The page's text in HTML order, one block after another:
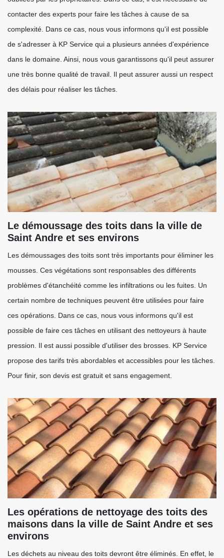
contacter des experts pour faire les tâches à cause de sa
complexité. Dans ce cas, nous vous informons qu'il est possible
de s'adresser à KP Service qui a plusieurs années d'expérience
dans le domaine. Ainsi, nous vous garantissons qu'il peut assurer
une très bonne qualité de travail. Il peut assurer aussi un respect
des délais pour réaliser les tâches.
Le démoussage des toits dans la ville de
Saint Andre et ses environs
Les démoussages des toits sont très importants pour éliminer les
mousses. Ces végétations sont responsables des différents
problèmes d'étanchéité comme les infiltrations ou les fuites. Un
certain nombre de techniques peuvent être utilisées pour faire
ces opérations. Dans ce cas, nous vous informons qu'il est
possible de faire ces tâches en utilisant des nettoyeurs à haute
pression. Il est aussi possible d'utiliser des brosses. KP Service
propose des tarifs très abordables et accessibles pour les tâches.
Pour finir, son devis est gratuit et sans engagement.
Les opérations de nettoyage des toits des
maisons dans la ville de Saint Andre et ses
environs
Les déchets au niveau des toits devront être éliminés. En effet, le